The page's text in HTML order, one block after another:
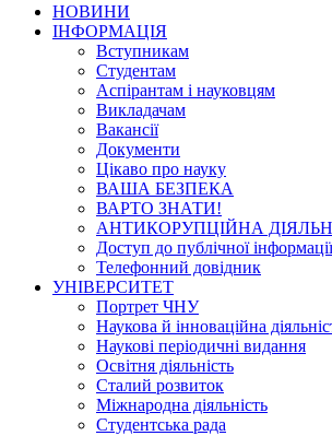
НОВИНИ
ІНФОРМАЦІЯ
Вступникам
Студентам
Аспірантам і науковцям
Викладачам
Вакансії
Документи
Цікаво про науку
ВАША БЕЗПЕКА
ВАРТО ЗНАТИ!
АНТИКОРУПЦІЙНА
Доступ до публічної інформації
Телефонний довідник
УНІВЕРСИТЕТ
Портрет ЧНУ
Наукова й інноваційна
Наукові періодичні видання
Освітня діяльність
Сталий розвиток
Міжнародна діяльність
Студентська рада